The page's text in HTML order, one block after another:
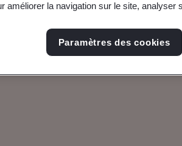
ESG sous le signe de la
améliorer la navigation sur le site,
Paramètres des cookies